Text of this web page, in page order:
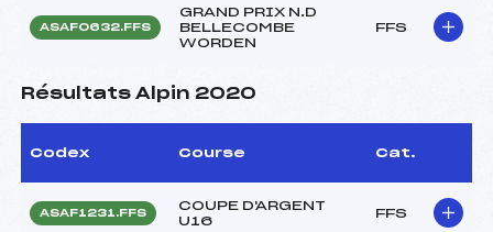
ASAF0632.FFS
GRAND PRIX N.D
BELLECOMBE
WORDEN
FFS
Résultats Alpin 2020
Codex Course Cat.
ASAF1231.FFS
COUPE D'ARGENT
U16
FFS